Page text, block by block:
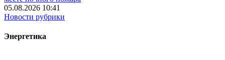
05.08.2026 10:41
Новости рубрики
Энергетика